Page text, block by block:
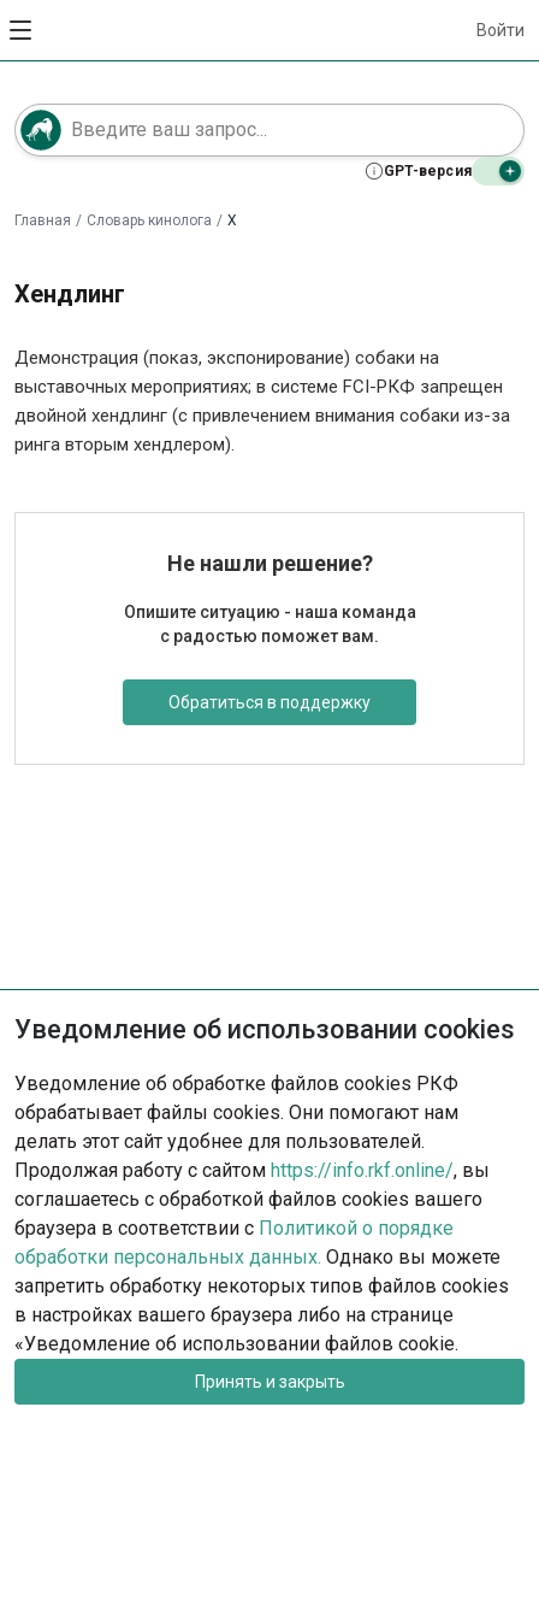
Войти
GPT-версия
Главная / Словарь кинолога / Х
Хендлинг
Демонстрация (показ, экспонирование) собаки на
выставочных мероприятиях; в системе FCI-РКФ запрещен
двойной хендлинг (с привлечением внимания собаки из-за
ринга вторым хендлером).
Не нашли решение?
Опишите ситуацию - наша команда
с радостью поможет вам.
Обратиться в поддержку
Уведомление об использовании cookies
Уведомление об обработке файлов cookies РКФ
обрабатывает файлы cookies. Они помогают нам
делать этот сайт удобнее для пользователей.
Продолжая работу с сайтом https://info.rkf.online/, вы
соглашаетесь с обработкой файлов cookies вашего
браузера в соответствии с Политикой о порядке
обработки персональных данных. Однако вы можете
запретить обработку некоторых типов файлов cookies
в настройках вашего браузера либо на странице
«Уведомление об использовании файлов cookie.
Принять и закрыть